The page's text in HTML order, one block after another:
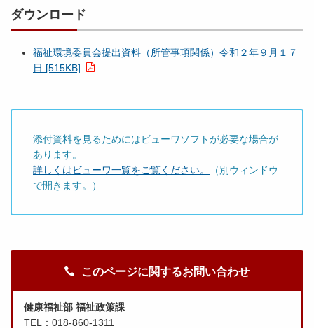
ダウンロード
福祉環境委員会提出資料（所管事項関係）令和２年９月１７
日 [515KB]
添付資料を見るためにはビューワソフトが必要な場合が
あります。
詳しくはビューワ一覧をご覧ください。
（別ウィンドウ
で開きます。）
このページに関するお問い合わせ
健康福祉部 福祉政策課
TEL：018-860-1311